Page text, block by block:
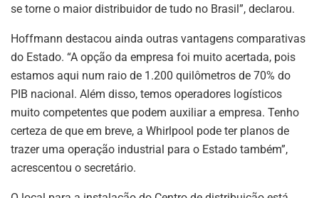
se torne o maior distribuidor de tudo no Brasil”, declarou.
Hoffmann destacou ainda outras vantagens comparativas
do Estado. “A opção da empresa foi muito acertada, pois
estamos aqui num raio de 1.200 quilômetros de 70% do
PIB nacional. Além disso, temos operadores logísticos
muito competentes que podem auxiliar a empresa. Tenho
certeza de que em breve, a Whirlpool pode ter planos de
trazer uma operação industrial para o Estado também”,
acrescentou o secretário.